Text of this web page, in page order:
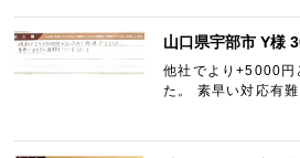
山口県宇部市 Y様
他社でより+5000円
た。 素早い対応有難